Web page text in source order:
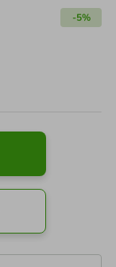
-5%